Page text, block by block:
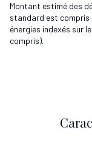
Montant estimé des
standard est compris
énergies indexés sur
compris).